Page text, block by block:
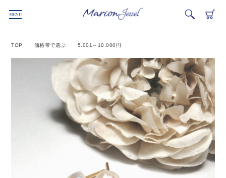
TOP 価格帯で選ぶ 5.001～10.000円